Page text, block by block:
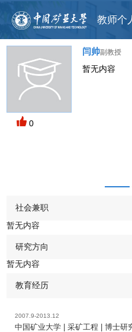
教师个
0
闫帅副教授
暂无内容
社会兼职
暂无内容
研究方向
暂无内容
教育经历
2007.9-2013.12
中国矿业大学 | 采矿工程 | 博士研